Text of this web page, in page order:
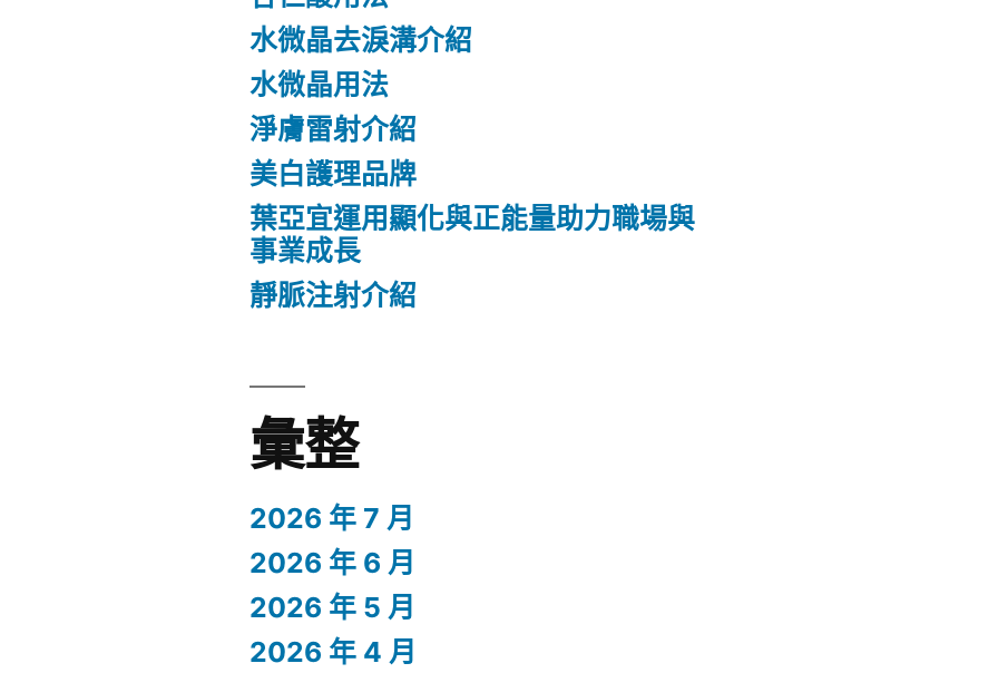
水微晶去淚溝介紹
水微晶用法
淨膚雷射介紹
美白護理品牌
葉亞宜運用顯化與正能量助力職場與
事業成長
靜脈注射介紹
彙整
2026 年 7 月
2026 年 6 月
2026 年 5 月
2026 年 4 月